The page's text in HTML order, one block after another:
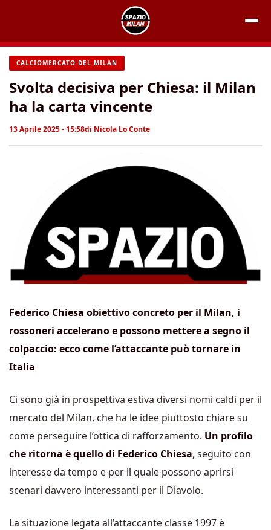
contenuto
CALCIOMERCATO DEL MILAN
Svolta decisiva per Chiesa: il Milan
ha la carta vincente
13 Aprile 2025 - 15:58di Nicola Lo Conte
Federico Chiesa obiettivo concreto per il Milan, i
rossoneri accelerano e possono mettere a segno il
colpaccio: ecco come l’attaccante può tornare in
Italia
Ci sono già in prospettiva estiva diversi nomi caldi per il
mercato del Milan, che ha le idee piuttosto chiare su
come perseguire l’ottica di rafforzamento. Un profilo
che ritorna è quello di Federico Chiesa, seguito con
interesse da tempo e per il quale possono aprirsi
scenari davvero interessanti per il Diavolo.
La situazione legata all’attaccante classe 1997 è